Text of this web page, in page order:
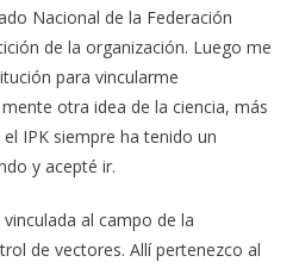
Nacional de la Federación
de la organización. Luego me
para vincularme
otra idea de la ciencia, más
IPK siempre ha tenido un
y acepté ir.
al campo de la
de vectores. Allí pertenezco al